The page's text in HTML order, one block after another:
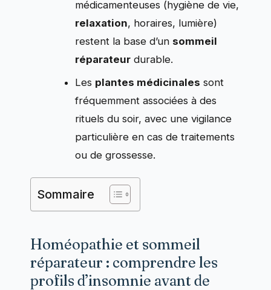
médicamenteuses (hygiène de vie,
relaxation, horaires, lumière)
restent la base d’un sommeil
réparateur durable.
Les plantes médicinales sont
fréquemment associées à des
rituels du soir, avec une vigilance
particulière en cas de traitements
ou de grossesse.
Sommaire
Homéopathie et sommeil
réparateur : comprendre les
profils d’insomnie avant de